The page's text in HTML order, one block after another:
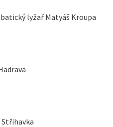
lyžař Matyáš Kroupa